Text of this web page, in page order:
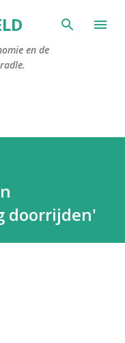
en de
doorrijden'